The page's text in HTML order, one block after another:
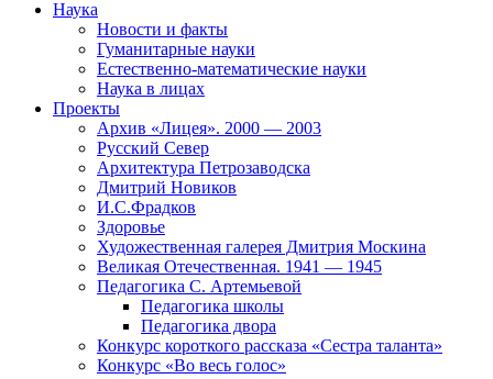
Наука
Новости и факты
Гуманитарные науки
Естественно-математические науки
Наука в лицах
Проекты
Архив «Лицея». 2000 — 2003
Русский Север
Архитектура Петрозаводска
Дмитрий Новиков
И.С.Фрадков
Здоровье
Художественная галерея Дмитрия Москина
Великая Отечественная. 1941 — 1945
Педагогика С. Артемьевой
Педагогика школы
Педагогика двора
Конкурс короткого рассказа «Сестра таланта»
Конкурс «Во весь голос»